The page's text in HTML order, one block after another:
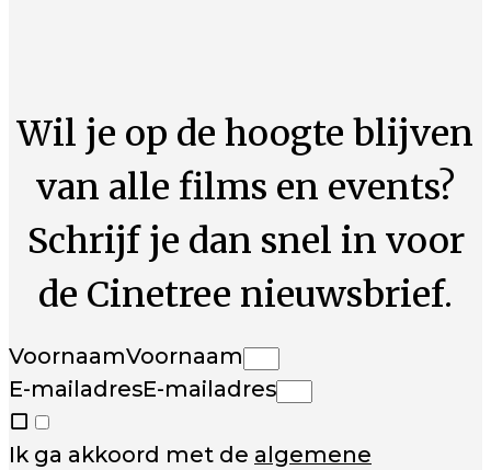
Wil je op de hoogte blijven
van alle films en events?
Schrijf je dan snel in voor
de Cinetree nieuwsbrief.
VoornaamVoornaam
E-mailadresE-mailadres
Ik ga akkoord met de algemene